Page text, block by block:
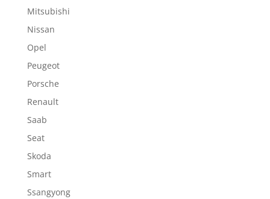
Mitsubishi
Nissan
Opel
Peugeot
Porsche
Renault
Saab
Seat
Skoda
Smart
Ssangyong